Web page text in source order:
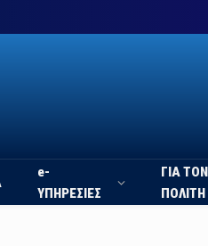
e-
ΥΠΗΡΕΣΙΕΣ
ΓΙΑ ΤΟΝ
ΠΟΛΙΤΗ